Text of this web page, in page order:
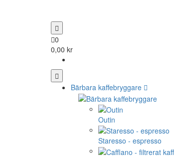
0
0,00 kr
Bärbara kaffebryggare
Outin
Staresso - espresso